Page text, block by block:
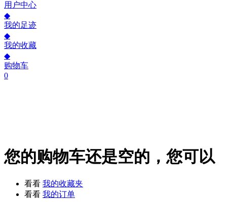
用户中心
◆
我的足迹
◆
我的收藏
◆
购物车
0
您的购物车还是空的，您可以
看看 我的收藏夹
看看 我的订单